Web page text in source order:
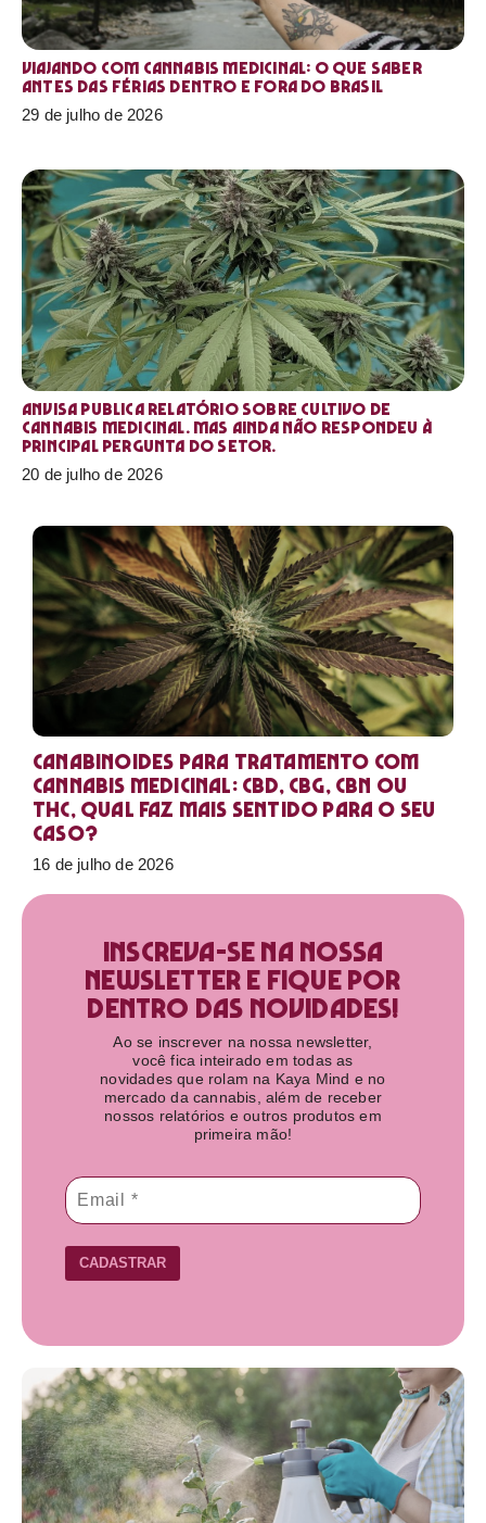
Viajando com cannabis medicinal: o que saber
antes das férias dentro e fora do Brasil
29 de julho de 2026
Anvisa publica relatório sobre cultivo de
Cannabis medicinal. Mas ainda não respondeu à
principal pergunta do setor.
20 de julho de 2026
Canabinoides para tratamento com
cannabis medicinal: CBD, CBG, CBN ou
THC, qual faz mais sentido para o seu
caso?
16 de julho de 2026
Inscreva-se na nossa
newsletter e fique por
dentro das novidades!​
Ao se inscrever na nossa newsletter,
você fica inteirado em todas as
novidades que rolam na Kaya Mind e no
mercado da cannabis, além de receber
nossos relatórios e outros produtos em
primeira mão!
CADASTRAR